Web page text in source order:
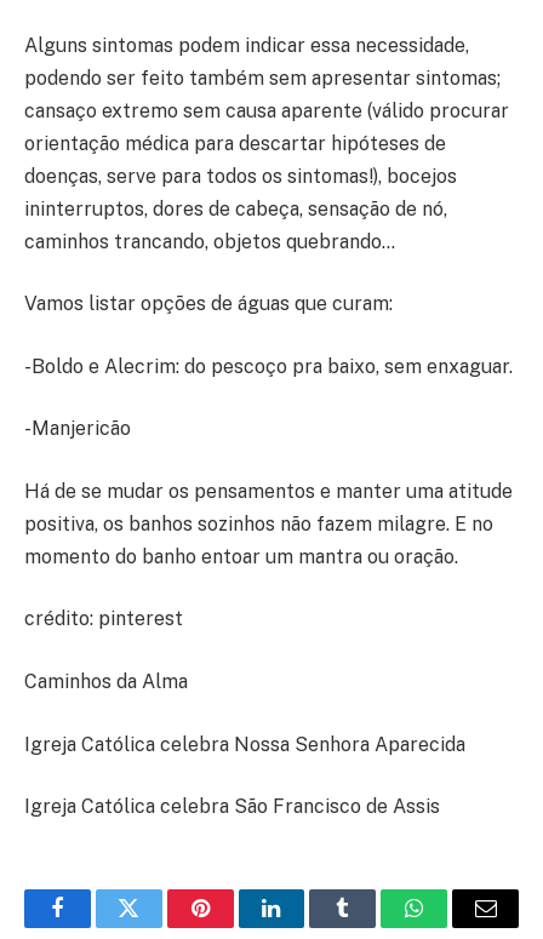
Alguns sintomas podem indicar essa necessidade,
podendo ser feito também sem apresentar sintomas;
cansaço extremo sem causa aparente (válido procurar
orientação médica para descartar hipóteses de
doenças, serve para todos os sintomas!), bocejos
ininterruptos, dores de cabeça, sensação de nó,
caminhos trancando, objetos quebrando…
Vamos listar opções de águas que curam:
-Boldo e Alecrim: do pescoço pra baixo, sem enxaguar.
-Manjericão
Há de se mudar os pensamentos e manter uma atitude
positiva, os banhos sozinhos não fazem milagre. E no
momento do banho entoar um mantra ou oração.
crédito: pinterest
Caminhos da Alma
Igreja Católica celebra Nossa Senhora Aparecida
Igreja Católica celebra São Francisco de Assis
FacebookTwitter PinterestLinkedInTumblr WhatsApp
E-